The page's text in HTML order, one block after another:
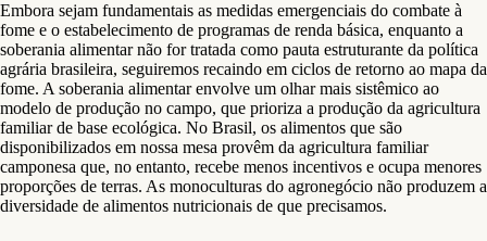
Embora sejam fundamentais as medidas emergenciais do combate à
fome e o estabelecimento de programas de renda básica, enquanto a
soberania alimentar não for tratada como pauta estruturante da política
agrária brasileira, seguiremos recaindo em ciclos de retorno ao mapa da
fome. A soberania alimentar envolve um olhar mais sistêmico ao
modelo de produção no campo, que prioriza a produção da agricultura
familiar de base ecológica. No Brasil, os alimentos que são
disponibilizados em nossa mesa provêm da agricultura familiar
camponesa que, no entanto, recebe menos incentivos e ocupa menores
proporções de terras. As monoculturas do agronegócio não produzem a
diversidade de alimentos nutricionais de que precisamos.